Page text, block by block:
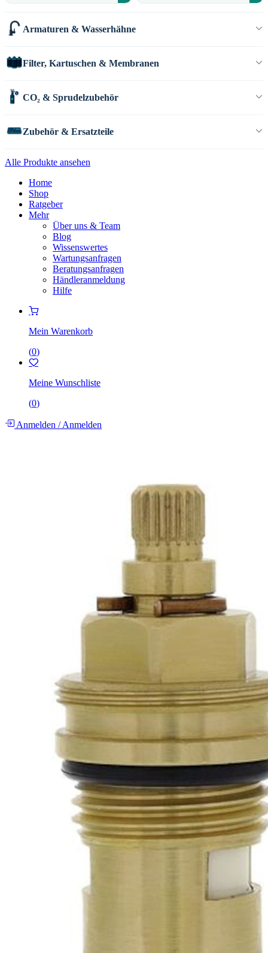
Armaturen & Wasserhähne
Filter, Kartuschen & Membranen
CO₂ & Sprudelzubehör
Zubehör & Ersatzteile
Alle Produkte ansehen
Home
Shop
Ratgeber
Mehr
Über uns & Team
Blog
Wissenswertes
Wartungsanfragen
Beratungsanfragen
Händleranmeldung
Hilfe
Mein Warenkorb
(0)
Meine Wunschliste
(0)
Anmelden /Anmelden